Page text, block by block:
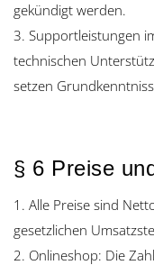
gekündigt werden.
3. Supportleistungen
technischen
setzen
§ 6 Preise
1. Alle Preise sind
gesetzlichen
2. Onlineshop: Die